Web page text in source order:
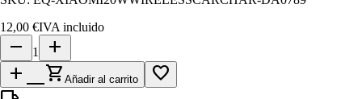
12,00 €IVA incluido
remove 1
add
add_shopping_cart Añadir al carrito
favorite_border